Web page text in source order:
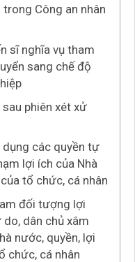
Công an nhân
sĩ nghĩa vụ tham
sang chế độ
sau phiên xét xử
dụng các quyền tự
lợi ích của Nhà
tổ chức, cá nhân
đối tượng lợi
dân chủ xâm
nước, quyền, lợi
chức, cá nhân